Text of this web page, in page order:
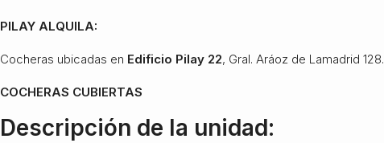
PILAY ALQUILA:
Cocheras ubicadas en Edificio Pilay 22, Gral. Aráoz de Lamadrid 128.
COCHERAS CUBIERTAS
Descripción de la unidad: